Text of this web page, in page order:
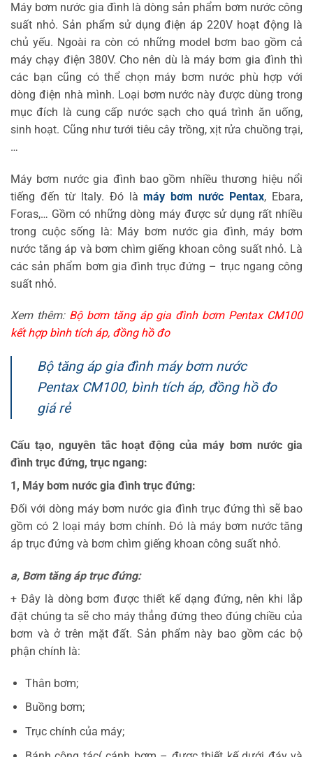
Máy bơm nước gia đình là dòng sản phẩm bơm nước công
suất nhỏ. Sản phẩm sử dụng điện áp 220V hoạt động là
chủ yếu. Ngoài ra còn có những model bơm bao gồm cả
máy chạy điện 380V. Cho nên dù là máy bơm gia đình thì
các bạn cũng có thể chọn máy bơm nước phù hợp với
dòng điện nhà mình. Loại bơm nước này được dùng trong
mục đích là cung cấp nước sạch cho quá trình ăn uống,
sinh hoạt. Cũng như tưới tiêu cây trồng, xịt rửa chuồng trại,
…
Máy bơm nước gia đình bao gồm nhiều thương hiệu nổi
tiếng đến từ Italy. Đó làmáy bơm nước Pentax, Ebara,
Foras,… Gồm có những dòng máy được sử dụng rất nhiều
trong cuộc sống là: Máy bơm nước gia đình, máy bơm
nước tăng áp và bơm chìm giếng khoan công suất nhỏ. Là
các sản phẩm bơm gia đình trục đứng – trục ngang công
suất nhỏ.
Xem thêm: Bộ bơm tăng áp gia đình bơm Pentax CM100
kết hợp bình tích áp, đồng hồ đo
Bộ tăng áp gia đình máy bơm nước
Pentax CM100, bình tích áp, đồng hồ đo
giá rẻ
Cấu tạo, nguyên tắc hoạt động của máy bơm nước gia
đình trục đứng, trục ngang:
1, Máy bơm nước gia đình trục đứng:
Đối với dòng máy bơm nước gia đình trục đứng thì sẽ bao
gồm có 2 loại máy bơm chính. Đó là máy bơm nước tăng
áp trục đứng và bơm chìm giếng khoan công suất nhỏ.
a, Bơm tăng áp trục đứng:
+ Đây là dòng bơm được thiết kế dạng đứng, nên khi lắp
đặt chúng ta sẽ cho máy thẳng đứng theo đúng chiều của
bơm và ở trên mặt đất. Sản phẩm này bao gồm các bộ
phận chính là:
Thân bơm;
Buồng bơm;
Trục chính của máy;